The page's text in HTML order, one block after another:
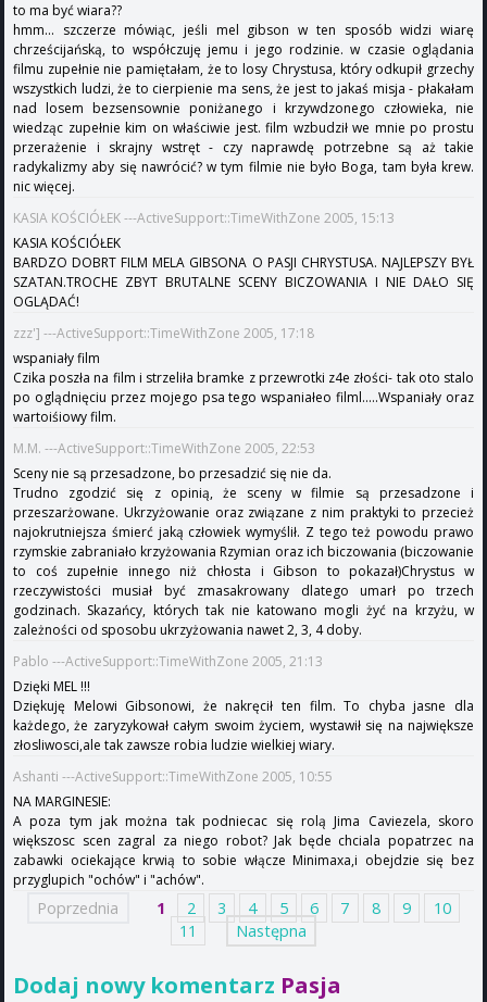
to ma być wiara??
hmm... szczerze mówiąc, jeśli mel gibson w ten sposób widzi wiarę
chrześcijańską, to współczuję jemu i jego rodzinie. w czasie oglądania
filmu zupełnie nie pamiętałam, że to losy Chrystusa, który odkupił grzechy
wszystkich ludzi, że to cierpienie ma sens, że jest to jakaś misja - płakałam
nad losem bezsensownie poniżanego i krzywdzonego człowieka, nie
wiedząc zupełnie kim on właściwie jest. film wzbudził we mnie po prostu
przerażenie i skrajny wstręt - czy naprawdę potrzebne są aż takie
radykalizmy aby się nawrócić? w tym filmie nie było Boga, tam była krew.
nic więcej.
KASIA KOŚCIÓŁEK ---ActiveSupport::TimeWithZone 2005, 15:13
KASIA KOŚCIÓŁEK
BARDZO DOBRT FILM MELA GIBSONA O PASJI CHRYSTUSA. NAJLEPSZY BYŁ
SZATAN.TROCHE ZBYT BRUTALNE SCENY BICZOWANIA I NIE DAŁO SIĘ
OGLĄDAĆ!
zzz'] ---ActiveSupport::TimeWithZone 2005, 17:18
wspaniały film
Czika poszła na film i strzeliła bramke z przewrotki z4e złości- tak oto stalo
po oglądnięciu przez mojego psa tego wspaniałeo filml.....Wspaniały oraz
wartoiśiowy film.
M.M. ---ActiveSupport::TimeWithZone 2005, 22:53
Sceny nie są przesadzone, bo przesadzić się nie da.
Trudno zgodzić się z opinią, że sceny w filmie są przesadzone i
przeszarżowane. Ukrzyżowanie oraz związane z nim praktyki to przecież
najokrutniejsza śmierć jaką człowiek wymyślił. Z tego też powodu prawo
rzymskie zabraniało krzyżowania Rzymian oraz ich biczowania (biczowanie
to coś zupełnie innego niż chłosta i Gibson to pokazał)Chrystus w
rzeczywistości musiał być zmasakrowany dlatego umarł po trzech
godzinach. Skazańcy, których tak nie katowano mogli żyć na krzyżu, w
zależności od sposobu ukrzyżowania nawet 2, 3, 4 doby.
Pablo ---ActiveSupport::TimeWithZone 2005, 21:13
Dzięki MEL !!!
Dziękuję Melowi Gibsonowi, że nakręcił ten film. To chyba jasne dla
każdego, że zaryzykował całym swoim życiem, wystawił się na największe
złosliwosci,ale tak zawsze robia ludzie wielkiej wiary.
Ashanti ---ActiveSupport::TimeWithZone 2005, 10:55
NA MARGINESIE:
A poza tym jak można tak podniecac się rolą Jima Caviezela, skoro
większosc scen zagral za niego robot? Jak będe chciala popatrzec na
zabawki ociekające krwią to sobie włącze Minimaxa,i obejdzie się bez
przyglupich "ochów" i "achów".
Poprzednia 1 2 3 4 5 6 7 8 9
10
11
Następna
Dodaj nowy komentarz Pasja